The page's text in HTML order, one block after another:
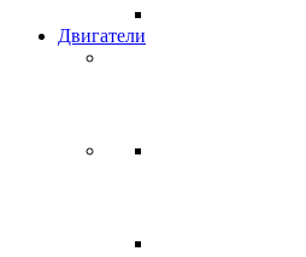
Двигатели